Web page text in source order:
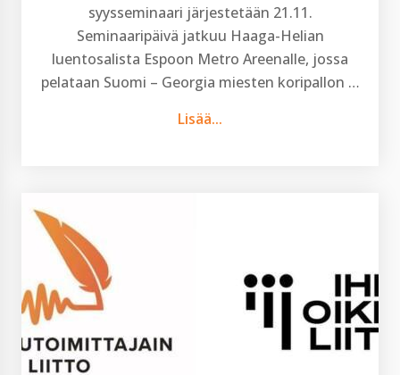
syysseminaari järjestetään 21.11.
Seminaaripäivä jatkuu Haaga-Helian
luentosalista Espoon Metro Areenalle, jossa
pelataan Suomi – Georgia miesten koripallon …
Lisää...